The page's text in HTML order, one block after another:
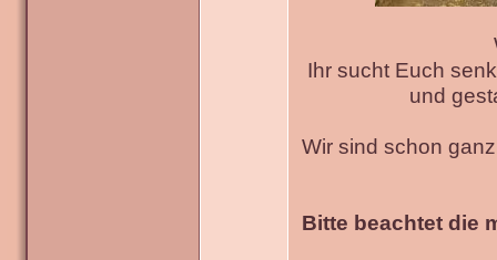
Ihr sucht Euch
und
Wir sind schon
Bitte beachtet die